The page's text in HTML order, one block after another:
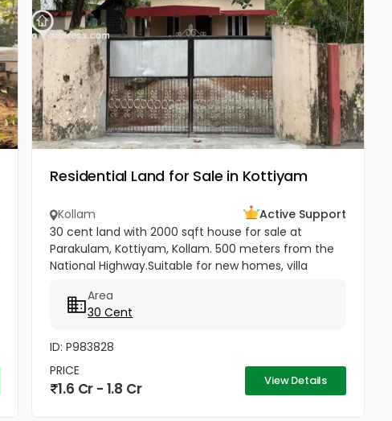
Residential Land for Sale in Kottiyam
Kollam
Active Support
30 cent land with 2000 sqft house for sale at
Parakulam, Kottiyam, Kollam. 500 meters from the
National Highway.Suitable for new homes, villa
per cent Negotiable...
Area
30 Cent
ID: P983828
PRICE
1.6 Cr - 1.8 Cr View Details